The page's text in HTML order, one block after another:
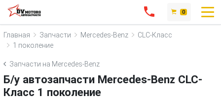
0
Главная Запчасти Mercedes-Benz
CLC-Класс
1 поколение
Запчасти на Mercedes-Benz
Б/у автозапчасти Mercedes-Benz CLC-
Класс 1 поколение